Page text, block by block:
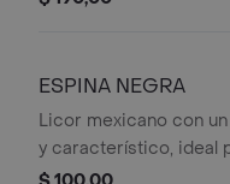
ESPINA NEGRA
Licor mexicano con
y característico, ideal
disfrutar solo.